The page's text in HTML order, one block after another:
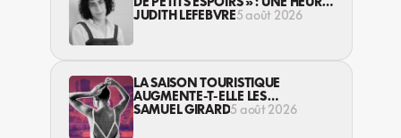
AVEC AVI LEWIS
JUDITH LEFEBVRE5 août 2026
LA SAISON TOURISTIQUE
AUGMENTE-T-ELLE LES
VIOLENCES CONTRE LES
SAMUEL GIRARD5 août 2026